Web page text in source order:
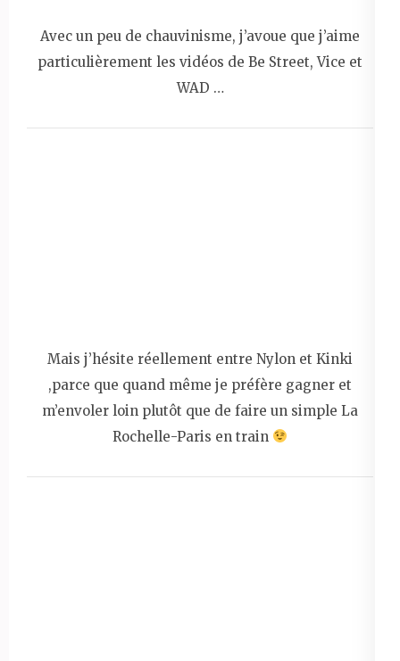
Avec un peu de chauvinisme, j’avoue que j’aime
particulièrement les vidéos de Be Street, Vice et
WAD …
Mais j’hésite réellement entre Nylon et Kinki
,parce que quand même je préfère gagner et
m’envoler loin plutôt que de faire un simple La
Rochelle-Paris en train